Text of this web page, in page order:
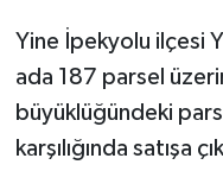
Yine İpekyolu ilçesi
ada 187 parsel
büyüklüğündeki
karşılığında satışa